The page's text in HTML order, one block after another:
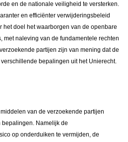
en de nationale veiligheid te versterken.
en efficiënter verwijderingsbeleid
het doel het waarborgen van de openbare
met naleving van de fundamentele rechten
partijen zijn van mening dat de
bepalingen uit het Unierecht.
van de verzoekende partijen
Namelijk de
op onderduiken te vermijden, de